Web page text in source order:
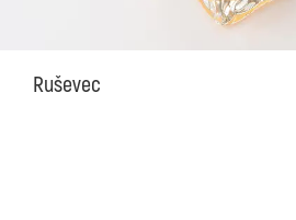
Ruševec